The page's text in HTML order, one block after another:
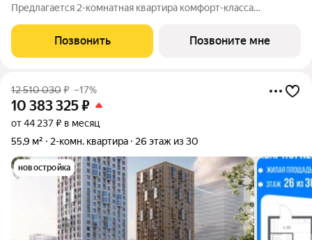
Предлагается 2-комнатная квартира комфорт-класса
на 6-м этаже, в жилом комплексе "Квартал
Нейбута".Выбирайте свое место для счастливой жизни:
Позвонить Позвоните мне
12 510 030₽ –17%
10 383 325₽
от 44 237 ₽ в месяц
55,9 м²
2-комн. квартира 26 этаж из 30
новостройка